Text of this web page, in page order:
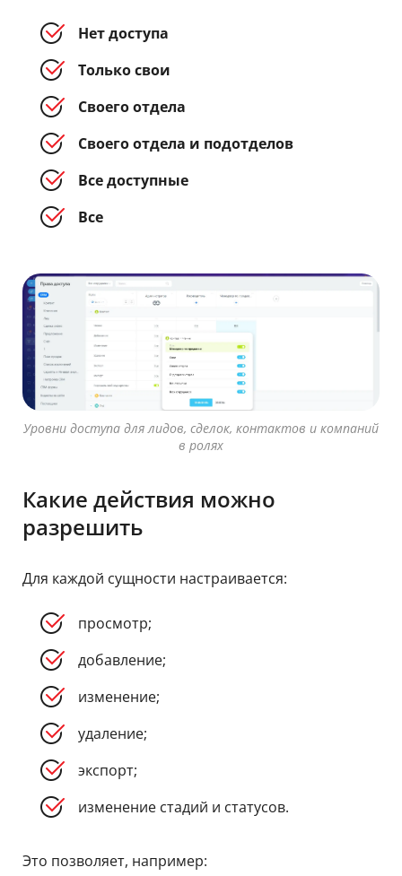
Нет доступа
Только свои
Своего отдела
Своего отдела и подотделов
Все доступные
Все
Уровни доступа для лидов, сделок, контактов и компаний
в ролях
Какие действия можно
разрешить
Для каждой сущности настраивается:
просмотр;
добавление;
изменение;
удаление;
экспорт;
изменение стадий и статусов.
Это позволяет, например: